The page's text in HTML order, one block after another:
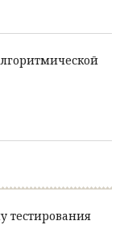
тестирования